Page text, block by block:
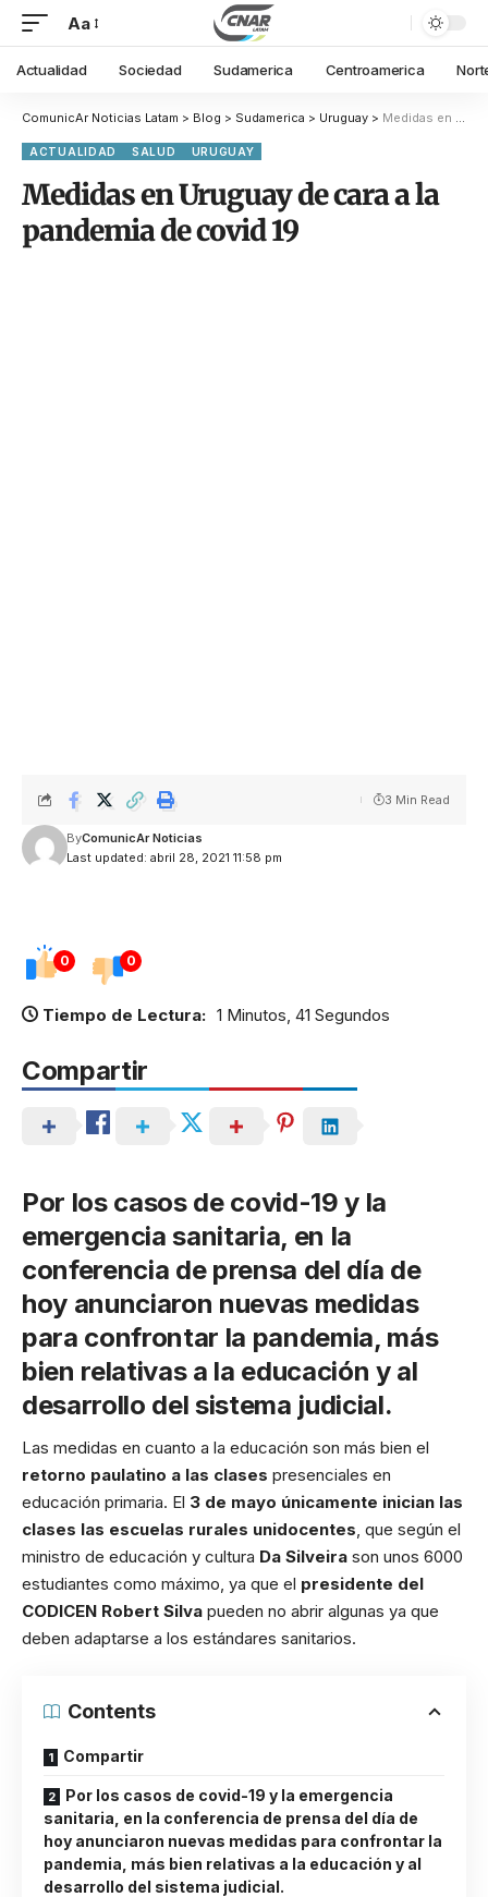
Aa
Actualidad Sociedad Sudamerica Centroamerica
ComunicAr Noticias Latam > Blog > Sudamerica > Uruguay > Medidas en Uruguay de cara a la pandemia de covid 19
ACTUALIDAD SALUD URUGUAY
Medidas en Uruguay de cara a la
pandemia de covid 19
Last updated: abril 28, 2021 11:58 pm
ByComunicAr Noticias
3 Min Read
0 0
Tiempo de Lectura: 1 Minutos, 41 Segundos
Compartir
Por los casos de covid-19 y la
emergencia sanitaria, en la
conferencia de prensa del día de
hoy anunciaron nuevas medidas
para confrontar la pandemia, más
bien relativas a la educación y al
desarrollo del sistema judicial.
Las medidas en cuanto a la educación son más bien el
retorno paulatino a las clases presenciales en
educación primaria. El 3 de mayo únicamente inician las
clases las escuelas rurales unidocentes , que según el
ministro de educación y cultura Da Silveira son unos 6000
estudiantes como máximo, ya que el presidente del
CODICEN Robert Silva pueden no abrir algunas ya que
deben adaptarse a los estándares sanitarios.
Contents
Compartir
Por los casos de covid-19 y la emergencia
sanitaria, en la conferencia de prensa del día de
hoy anunciaron nuevas medidas para confrontar la
pandemia, más bien relativas a la educación y al
desarrollo del sistema judicial.